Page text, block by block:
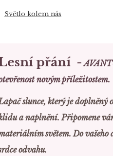
Světlo kolem nás
přání -
novým příležitostem.
slunce, který je
a naplnění. Připomene
světem. Do vašeho
odvahu.